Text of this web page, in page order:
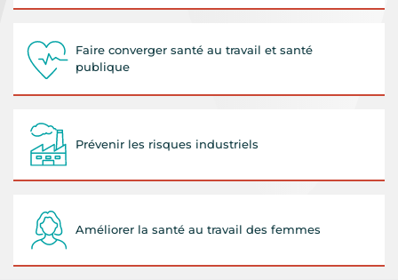
Faire converger santé au travail et santé
publique
Prévenir les risques industriels
Améliorer la santé au travail des femmes